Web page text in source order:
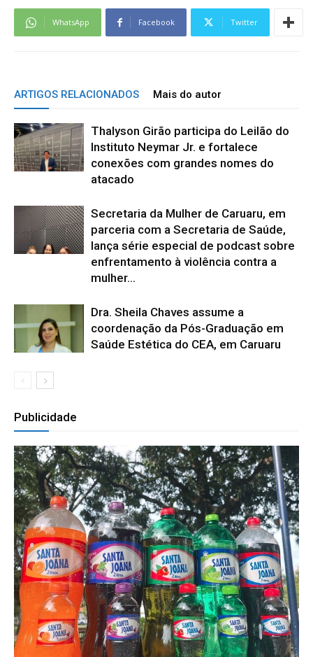
WhatsApp Facebook Twitter
ARTIGOS RELACIONADOS Mais do autor
Thalyson Girão participa do Leilão do
Instituto Neymar Jr. e fortalece
conexões com grandes nomes do
atacado
Secretaria da Mulher de Caruaru, em
parceria com a Secretaria de Saúde,
lança série especial de podcast sobre
enfrentamento à violência contra a
mulher...
Dra. Sheila Chaves assume a
coordenação da Pós-Graduação em
Saúde Estética do CEA, em Caruaru
Publicidade